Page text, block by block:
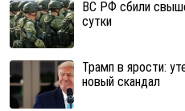
ВС РФ сбили
сутки
Трамп в ярости:
новый скандал